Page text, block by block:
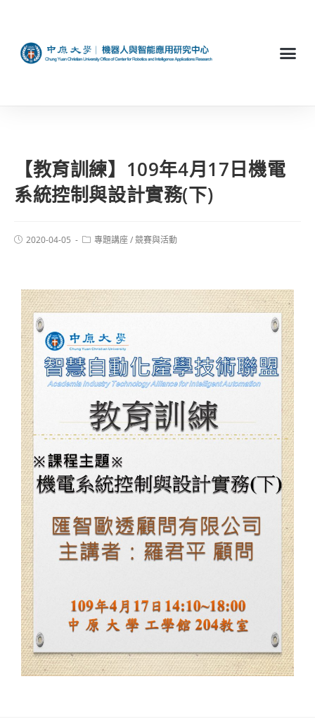
【教育訓練】109年4月17日機電
系統控制與設計實務(下)
2020-04-05 專題講座/競賽與活動